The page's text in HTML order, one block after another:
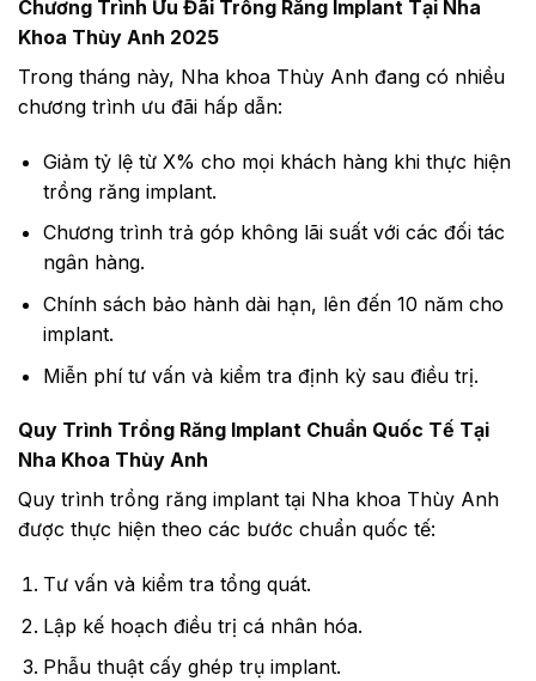
Chương Trình Ưu Đãi Trồng Răng Implant Tại Nha
Khoa Thùy Anh 2025
Trong tháng này, Nha khoa Thùy Anh đang có nhiều
chương trình ưu đãi hấp dẫn:
Giảm tỷ lệ từ X% cho mọi khách hàng khi thực hiện
trồng răng implant.
Chương trình trả góp không lãi suất với các đối tác
ngân hàng.
Chính sách bảo hành dài hạn, lên đến 10 năm cho
implant.
Miễn phí tư vấn và kiểm tra định kỳ sau điều trị.
Quy Trình Trồng Răng Implant Chuẩn Quốc Tế Tại
Nha Khoa Thùy Anh
Quy trình trồng răng implant tại Nha khoa Thùy Anh
được thực hiện theo các bước chuẩn quốc tế:
Tư vấn và kiểm tra tổng quát.
Lập kế hoạch điều trị cá nhân hóa.
Phẫu thuật cấy ghép trụ implant.